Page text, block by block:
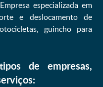
especializada em
e deslocamento de
guincho para
de empresas,